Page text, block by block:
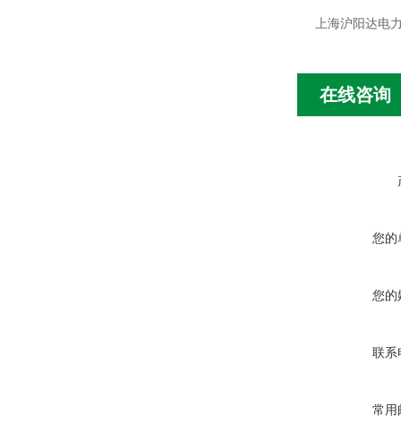
上海沪阳达电
在线咨询
您的
您的
联系
常用